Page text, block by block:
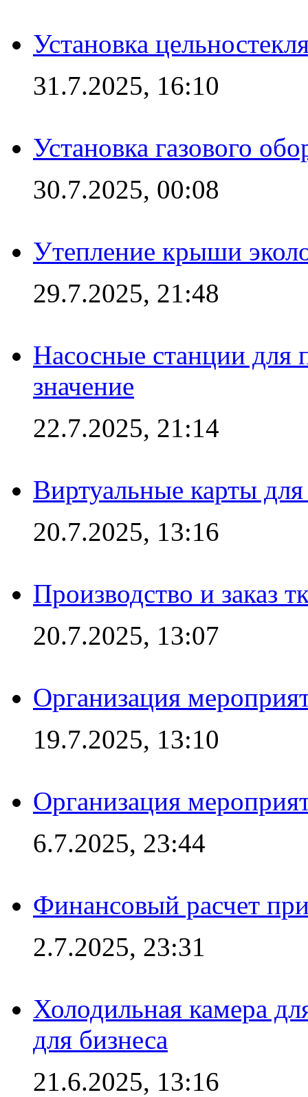
Установка
31.7.2025, 16:10
Установка газового
30.7.2025, 00:08
Утепление крыши
29.7.2025, 21:48
Насосные станции для
значение
22.7.2025, 21:14
Виртуальные карты
20.7.2025, 13:16
Производство и заказ
20.7.2025, 13:07
Организация
19.7.2025, 13:10
Организация
6.7.2025, 23:44
Финансовый расчет
2.7.2025, 23:31
Холодильная камера
для бизнеса
21.6.2025, 13:16